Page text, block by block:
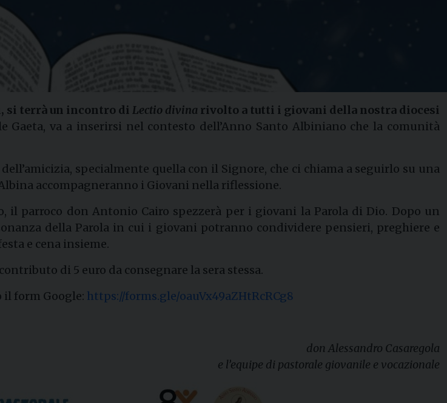
si terrà un incontro di Lectio divina rivolto a tutti i giovani della nostra diocesi
Gaeta, va a inserirsi nel contesto dell’Anno Santo Albiniano che la comunità
specialmente quella con il Signore, che ci chiama a seguirlo su una
accompagneranno i Giovani nella riflessione.
il parroco don Antonio Cairo spezzerà per i giovani la Parola di Dio. Dopo un
della Parola in cui i giovani potranno condividere pensieri, preghiere e
e cena insieme.
di 5 euro da consegnare la sera stessa.
form Google: https://forms.gle/oauVx49aZHtRcRCg8
don Alessandro Casaregola
e l’equipe di pastorale giovanile e vocazionale